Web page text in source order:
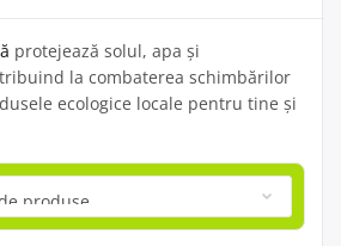
protejează solul, apa și
la combaterea schimbărilor
ecologice locale pentru tine și